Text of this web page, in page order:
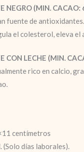
NEGRO (MIN. CACAO:
fuente de
el colesterol, eleva el
CON LECHE (MIN.
rico en calcio,
centímetros
días laborales).